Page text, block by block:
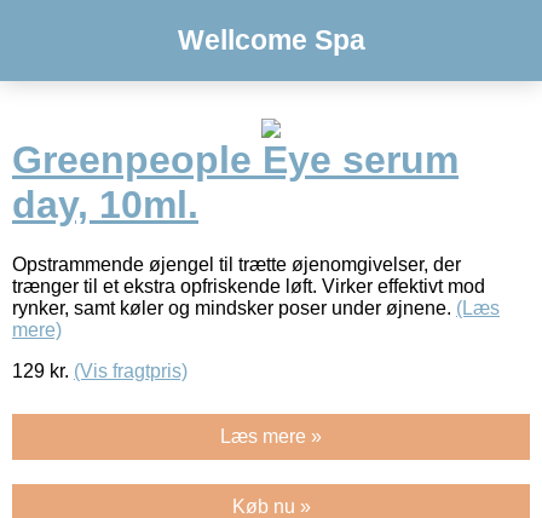
Wellcome Spa
Greenpeople Eye serum
day, 10ml.
Opstrammende øjengel til trætte øjenomgivelser, der
trænger til et ekstra opfriskende løft. Virker effektivt mod
rynker, samt køler og mindsker poser under øjnene. (Læs
mere)
129 kr. (Vis fragtpris)
Læs mere »
Køb nu »